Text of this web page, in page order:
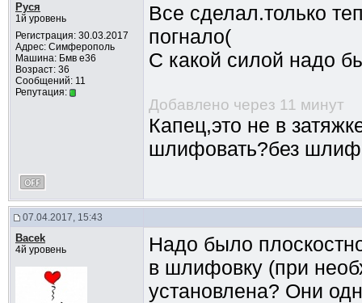
Руся
1й уровень
Регистрация: 30.03.2017
Адрес: Симферополь
Машина: Бмв е36
Возраст: 36
Сообщений: 11
Репутация:
Все сделал.только
погнало(
С какой силой надо
Добавлено через 11 минут
Капец,это не в
шлифовать?без
07.04.2017, 15:43
Bacek
4й уровень
Надо было
в шлифовку (при
установлена? Они